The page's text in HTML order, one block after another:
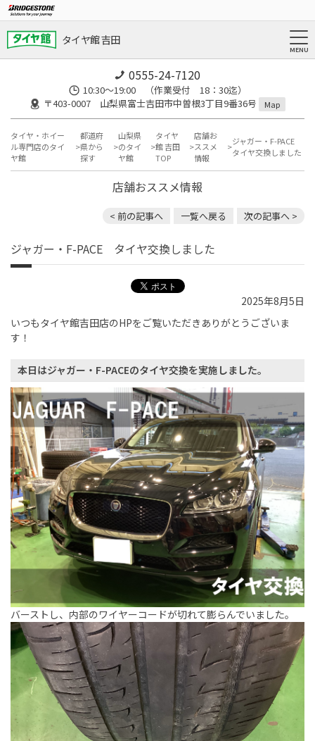
タイヤ館 吉田
0555-24-7120
10:30～19:00 （作業受付 18：30迄）
〒403-0007 山梨県富士吉田市中曽根3丁目9番36号
Map
タイヤ・ホイー
ル専門店のタイ
ヤ館
都道府
県から
探す
山梨県
のタイ
ヤ館
タイヤ
館 吉田
TOP
店舗お
ススメ
情報
ジャガー・F-PACE
タイヤ交換しました
店舗おススメ情報
< 前の記事へ 一覧へ戻る 次の記事へ >
ジャガー・F-PACE タイヤ交換しました
2025年8月5日
いつもタイヤ館吉田店のHPをご覧いただきありがとうございま
す！
本日はジャガー・F-PACEのタイヤ交換を実施しました。
バーストし、内部のワイヤーコードが切れて膨らんでいました。